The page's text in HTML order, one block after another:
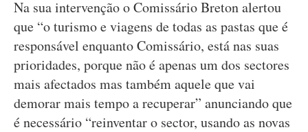
Na sua intervenção o Comissário Breton alertou
que “o turismo e viagens de todas as pastas que é
responsável enquanto Comissário, está nas suas
prioridades, porque não é apenas um dos sectores
mais afectados mas também aquele que vai
demorar mais tempo a recuperar” anunciando que
é necessário “reinventar o sector, usando as novas